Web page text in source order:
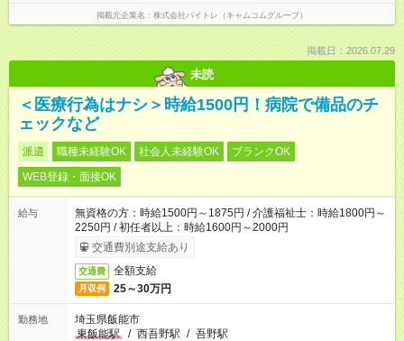
掲載元企業名 株式会社バイトレ（キャムコムグループ）
掲載日：2026.07.29
未読
＜医療行為はナシ＞時給1500円！病院で備品のチ
ェックなど
派遣 職種未経験OK 社会人未経験OK
ブランクOK
WEB登録・面接OK
給与
無資格の方：時給1500円～1875円 / 介護福祉士：時給1800円～
2250円 / 初任者以上：時給1600円～2000円
交通費別途支給あり
交通費 全額支給
月収例 25～30万円
勤務地
埼玉県飯能市
東飯能駅
/ 西吾野駅 / 吾野駅